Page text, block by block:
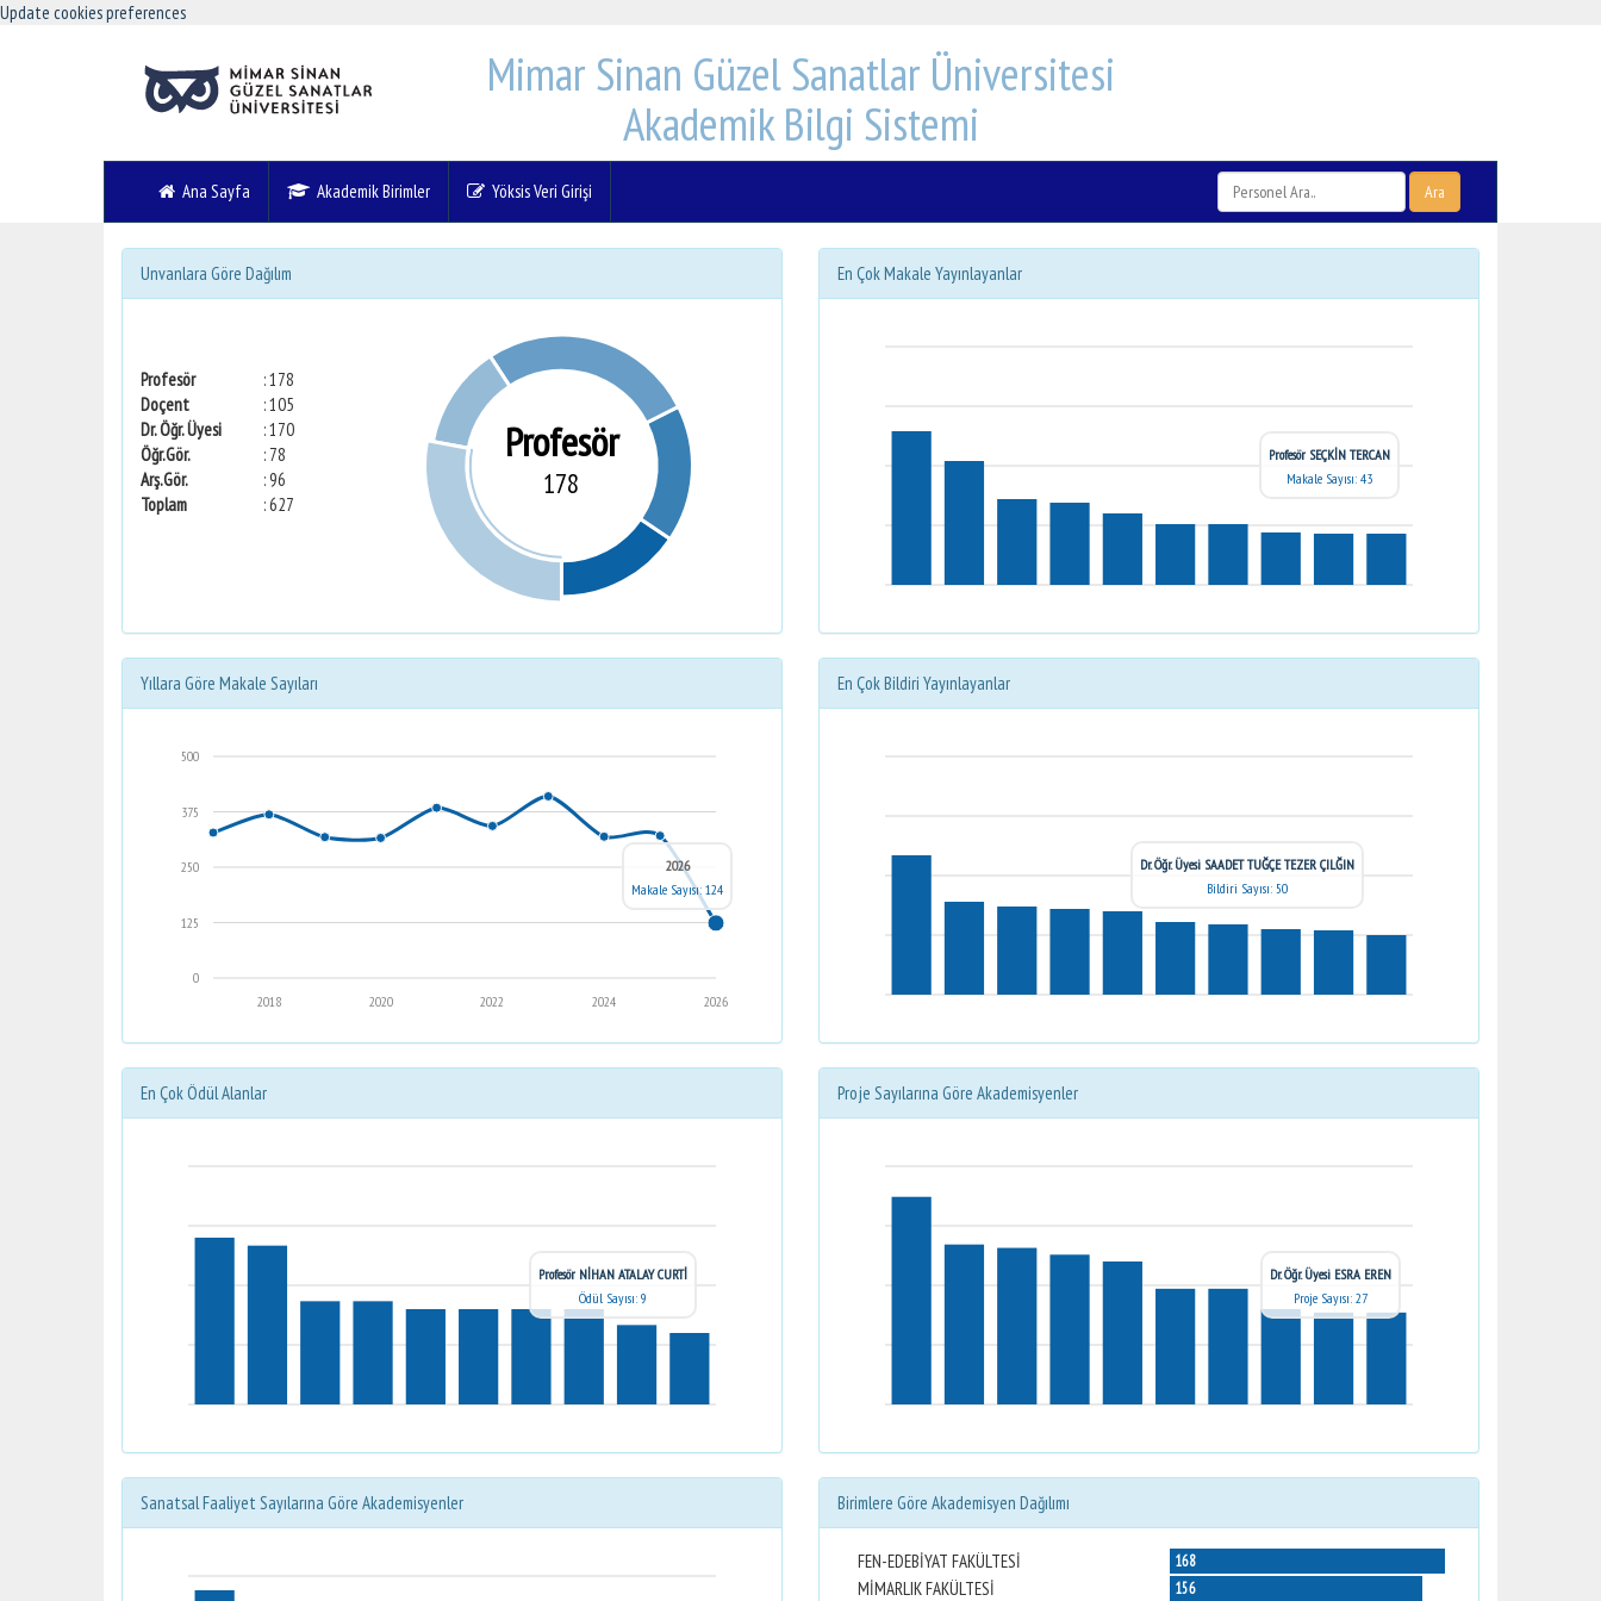
Update cookies preferences
Mimar Sinan Güzel Sanatlar Üniversitesi
Akademik Bilgi Sistemi
Ana Sayfa Akademik Birimler Yöksis Veri Girişi Ara
Unvanlara Göre Dağılım
Profesör
: 178
Doçent
: 105
Dr. Öğr. Üyesi
: 170
Öğr.Gör.
: 78
Arş.Gör.
: 96
Toplam
: 627
Profesör
178
En Çok Makale Yayınlayanlar
Profesör SEÇKİN TERCAN
Makale Sayısı: 43
Yıllara Göre Makale Sayıları
0
125
250
375
500
2026
2024
2022
2020
2018
2026
Makale Sayısı: 124
En Çok Bildiri Yayınlayanlar
Dr. Öğr. Üyesi SAADET TUĞÇE TEZER ÇILĞIN
Bildiri Sayısı: 50
En Çok Ödül Alanlar
Profesör NİHAN ATALAY CURTİ
Ödül Sayısı: 9
Proje Sayılarına Göre Akademisyenler
Dr. Öğr. Üyesi ESRA EREN
Proje Sayısı: 27
Sanatsal Faaliyet Sayılarına Göre Akademisyenler Birimlere Göre Akademisyen Dağılımı
FEN-EDEBİYAT FAKÜLTESİ
MİMARLIK FAKÜLTESİ
168
156